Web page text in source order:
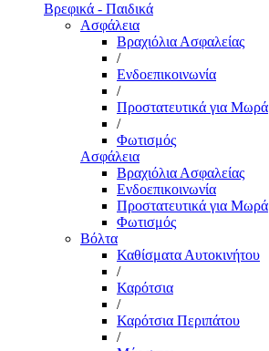
Βρεφικά - Παιδικά
Ασφάλεια
Βραχιόλια Ασφαλείας
/
Ενδοεπικοινωνία
/
Προστατευτικά για Μωρά
/
Φωτισμός
Ασφάλεια
Βραχιόλια Ασφαλείας
Ενδοεπικοινωνία
Προστατευτικά για Μωρά
Φωτισμός
Βόλτα
Καθίσματα Αυτοκινήτου
/
Καρότσια
/
Καρότσια Περιπάτου
/